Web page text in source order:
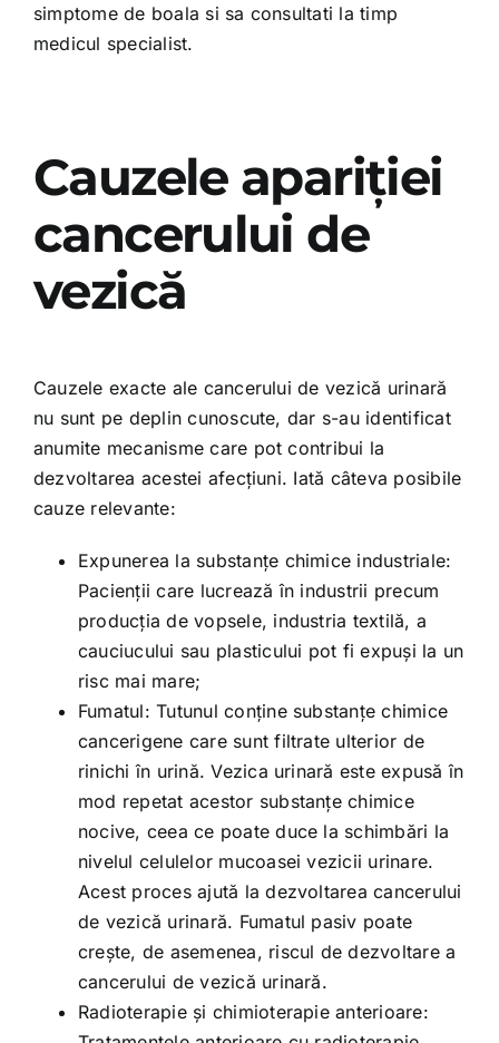
simptome de boala si sa consultati la timp
medicul specialist.
Cauzele apariției
cancerului de
vezică
Cauzele exacte ale cancerului de vezică urinară
nu sunt pe deplin cunoscute, dar s-au identificat
anumite mecanisme care pot contribui la
dezvoltarea acestei afecțiuni. Iată câteva posibile
cauze relevante:
Expunerea la substanțe chimice industriale:
Pacienții care lucrează în industrii precum
producția de vopsele, industria textilă, a
cauciucului sau plasticului pot fi expuși la un
risc mai mare;
Fumatul: Tutunul conține substanțe chimice
cancerigene care sunt filtrate ulterior de
rinichi în urină. Vezica urinară este expusă în
mod repetat acestor substanțe chimice
nocive, ceea ce poate duce la schimbări la
nivelul celulelor mucoasei vezicii urinare.
Acest proces ajută la dezvoltarea cancerului
de vezică urinară. Fumatul pasiv poate
crește, de asemenea, riscul de dezvoltare a
cancerului de vezică urinară.
Radioterapie și chimioterapie anterioare: